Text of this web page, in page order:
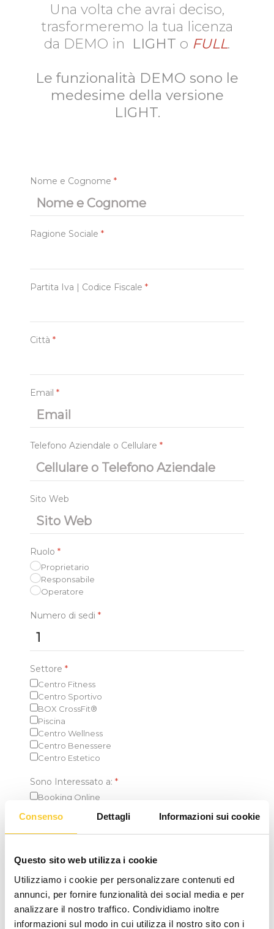
Consenso Dettagli Informazioni sui cookie
Questo sito web utilizza i cookie
Utilizziamo i cookie per personalizzare contenuti ed
annunci, per fornire funzionalità dei social media e per
analizzare il nostro traffico. Condividiamo inoltre
informazioni sul modo in cui utilizza il nostro sito con i
Una volta che avrai deciso,
trasformeremo la tua licenza
da DEMO in
LIGHT o FULL.
Le funzionalità DEMO sono le
medesime della versione
LIGHT.
Nome e Cognome *
Ragione Sociale *
Partita Iva | Codice Fiscale *
Città *
Email *
Telefono Aziendale o Cellulare *
Sito Web
Ruolo *
Proprietario
Responsabile
Operatore
Numero di sedi *
Settore *
Centro Fitness
Centro Sportivo
BOX CrossFit®
Piscina
Centro Wellness
Centro Benessere
Centro Estetico
Sono Interessato a: *
Booking Online
Punto Vendita | Segreteria
APP IOS
Sito Web
Software Gestionale*
Non utilizzato
Utilizzato